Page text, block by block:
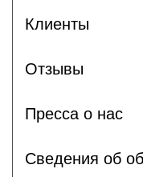
Клиенты
Отзывы
Пресса о нас
Сведения об